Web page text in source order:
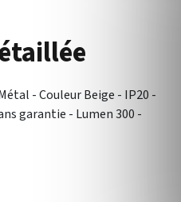
- Couleur Beige - IP20 -
garantie - Lumen 300 -